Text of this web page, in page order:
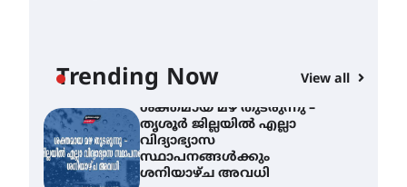
Trending Now View all
ശനിയാഴ്ച അവധി
എം.ജി. യൂണിവേഴ്‌സിറ്റിയിൽ
നിന്ന് ഇംഗ്ളീഷ്
സാഹിത്യത്തിൽ ഡോക്ടറേറ്റ്
നേടിയ എൻ. ആര്യ